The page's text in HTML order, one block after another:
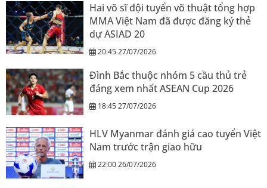
Hai võ sĩ đội tuyển võ thuật tổng hợp
MMA Việt Nam đã được đăng ký thẻ
dự ASIAD 20
20:45 27/07/2026
Đình Bắc thuộc nhóm 5 cầu thủ trẻ
đáng xem nhất ASEAN Cup 2026
18:45 27/07/2026
HLV Myanmar đánh giá cao tuyển Việt
Nam trước trận giao hữu
22:00 26/07/2026